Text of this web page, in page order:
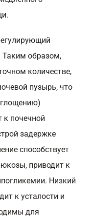
Таким образом,
количестве,
пузырь, что
к почечной
задержке
способствует
приводит к
Низкий
к усталости и
для